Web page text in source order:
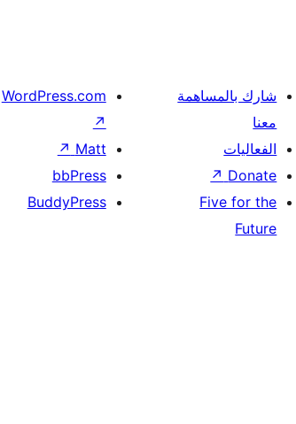
شارك بالمساهمة
معنا
الفعاليات
Donate
↗
Five for the
Future
WordPress.com
↗
Matt
↗
bbPress
BuddyPress